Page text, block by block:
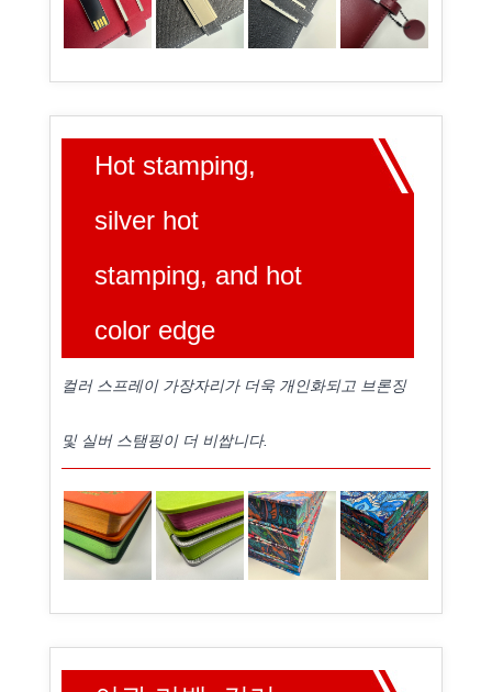
Hot stamping,
silver hot
stamping, and hot
color edge
컬러 스프레이 가장자리가 더욱 개인화되고 브론징
및 실버 스탬핑이 더 비쌉니다.